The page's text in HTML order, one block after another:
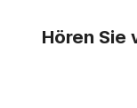
Hören Sie